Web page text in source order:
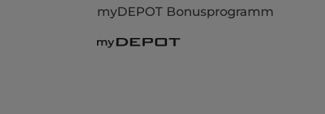
myDEPOT Bonusprogramm